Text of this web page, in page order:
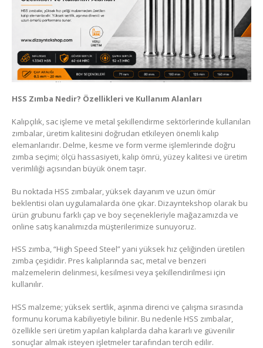
HSS Zımba Nedir? Özellikleri ve Kullanım Alanları
Kalıpçılık, sac işleme ve metal şekillendirme sektörlerinde kullanılan
zımbalar, üretim kalitesini doğrudan etkileyen önemli kalıp
elemanlarıdır. Delme, kesme ve form verme işlemlerinde doğru
zımba seçimi; ölçü hassasiyeti, kalıp ömrü, yüzey kalitesi ve üretim
verimliliği açısından büyük önem taşır.
Bu noktada HSS zımbalar, yüksek dayanım ve uzun ömür
beklentisi olan uygulamalarda öne çıkar. Dizayntekshop olarak bu
ürün grubunu farklı çap ve boy seçenekleriyle mağazamızda ve
online satış kanalımızda müşterilerimize sunuyoruz.
HSS zımba, “High Speed Steel” yani yüksek hız çeliğinden üretilen
zımba çeşididir. Pres kalıplarında sac, metal ve benzeri
malzemelerin delinmesi, kesilmesi veya şekillendirilmesi için
kullanılır.
HSS malzeme; yüksek sertlik, aşınma direnci ve çalışma sırasında
formunu koruma kabiliyetiyle bilinir. Bu nedenle HSS zımbalar,
özellikle seri üretim yapılan kalıplarda daha kararlı ve güvenilir
sonuçlar almak isteyen işletmeler tarafından tercih edilir.